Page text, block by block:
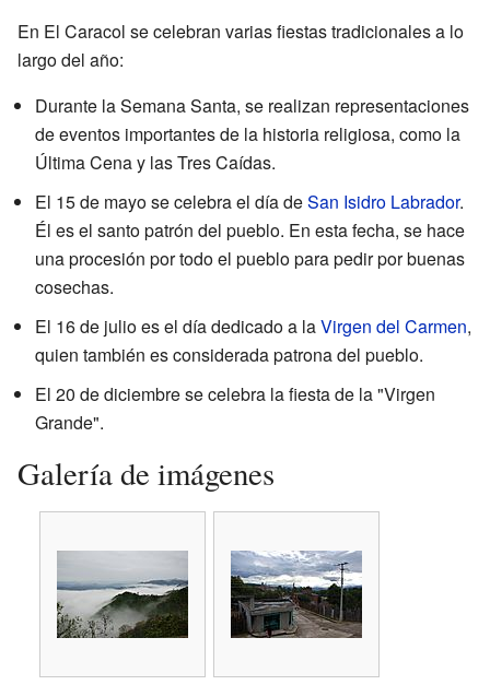
En El Caracol se celebran varias fiestas tradicionales a lo
largo del año:
Durante la Semana Santa, se realizan representaciones
de eventos importantes de la historia religiosa, como la
Última Cena y las Tres Caídas.
El 15 de mayo se celebra el día deSan Isidro Labrador.
Él es el santo patrón del pueblo. En esta fecha, se hace
una procesión por todo el pueblo para pedir por buenas
cosechas.
El 16 de julio es el día dedicado a laVirgen del Carmen,
quien también es considerada patrona del pueblo.
El 20 de diciembre se celebra la fiesta de la "Virgen
Grande".
Galería de imágenes